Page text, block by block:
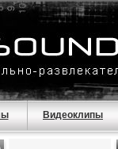
Видеоклипы